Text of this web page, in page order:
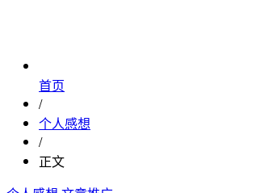
首页
/
个人感想
/
正文